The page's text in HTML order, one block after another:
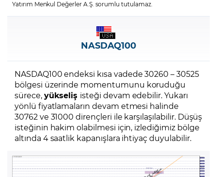
Yatırım Menkul Değerler A.Ş. sorumlu tutulamaz.
NASDAQ100
NASDAQ100 endeksi kısa vadede 30260 – 30525
bölgesi üzerinde momentumunu koruduğu
sürece,yükseliş isteği devam edebilir. Yukarı
yönlü fiyatlamaların devam etmesi halinde
30762 ve 31000 dirençleri ile karşılaşılabilir. Düşüş
isteğinin hakim olabilmesi için, izlediğimiz bölge
altında 4 saatlik kapanışlara ihtiyaç duyulabilir.